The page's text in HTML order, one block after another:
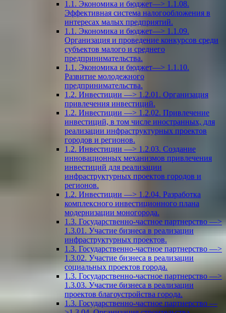
1.1. Экономика и бюджет—> 1.1.08.
Эффективная система налогообложения в
интересах малых предприятий.
1.1. Экономика и бюджет—> 1.1.09.
Организация и проведение конкурсов среди
субъектов малого и среднего
предпринимательства.
1.1. Экономика и бюджет—> 1.1.10.
Развитие молодежного
предпринимательства.
1.2. Инвестиции —> 1.2.01. Организация
привлечения инвестиций.
1.2. Инвестиции —> 1.2.02. Привлечение
инвестиций, в том числе иностранных, для
реализации инфраструктурных проектов
городов и регионов.
1.2. Инвестиции —> 1.2.03. Создание
инновационных механизмов привлечения
инвестиций для реализации
инфраструктурных проектов городов и
регионов.
1.2. Инвестиции —> 1.2.04. Разработка
комплексного инвестиционного плана
модернизации моногорода.
1.3. Государственно-частное партнерство —>
1.3.01. Участие бизнеса в реализации
инфраструктурных проектов.
1.3. Государственно-частное партнерство —>
1.3.02. Участие бизнеса в реализации
социальных проектов города.
1.3. Государственно-частное партнерство —>
1.3.03. Участие бизнеса в реализации
проектов благоустройства города.
1.3. Государственно-частное партнерство —